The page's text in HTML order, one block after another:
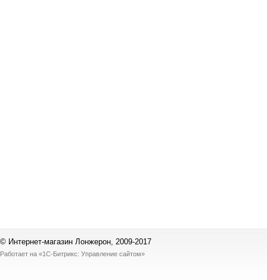
© Интернет-магазин Лонжерон, 2009-2017
Работает на «1С-Битрикс: Управление сайтом»